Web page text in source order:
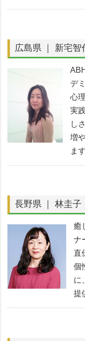
広島県 ｜ 新宅智
デ
心
実
し
増
ます
長野県 ｜ 林圭子
癒
ナ
直
個
に
提